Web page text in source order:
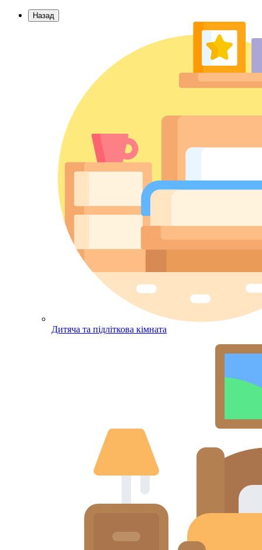
Назад
Дитяча та підліткова кімната